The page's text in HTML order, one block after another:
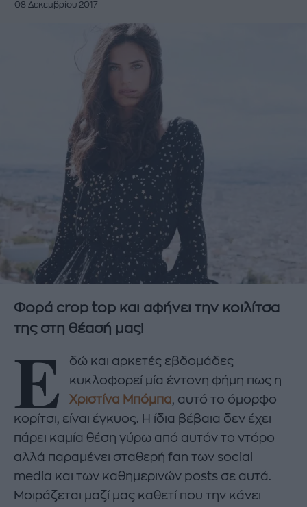
08 Δεκεμβρίου 2017
Φορά crop top και αφήνει την κοιλίτσα
της στη θέασή μας!
Ε
δώ και αρκετές εβδομάδες
κυκλοφορεί μία έντονη φήμη πως η
Χριστίνα Μπόμπα , αυτό το όμορφο
κορίτσι, είναι έγκυος. Η ίδια βέβαια δεν έχει
πάρει καμία θέση γύρω από αυτόν το ντόρο
αλλά παραμένει σταθερή fan των social
media και των καθημερινών posts σε αυτά.
Μοιράζεται μαζί μας καθετί που την κάνει